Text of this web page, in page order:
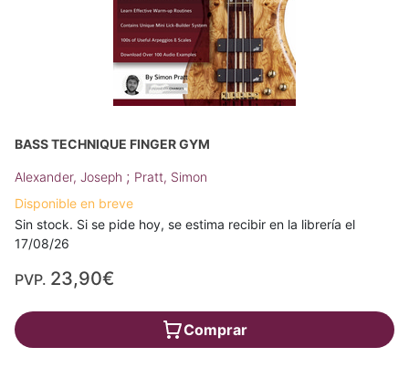
BASS TECHNIQUE FINGER GYM
Alexander, Joseph ; Pratt, Simon
Disponible en breve
Sin stock. Si se pide hoy, se estima recibir en la librería el
17/08/26
PVP. 23,90€
Comprar